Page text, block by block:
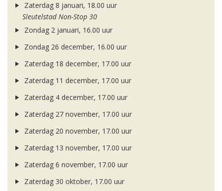
Zaterdag 8 januari, 18.00 uur
Sleutelstad Non-Stop 30
Zondag 2 januari, 16.00 uur
Zondag 26 december, 16.00 uur
Zaterdag 18 december, 17.00 uur
Zaterdag 11 december, 17.00 uur
Zaterdag 4 december, 17.00 uur
Zaterdag 27 november, 17.00 uur
Zaterdag 20 november, 17.00 uur
Zaterdag 13 november, 17.00 uur
Zaterdag 6 november, 17.00 uur
Zaterdag 30 oktober, 17.00 uur